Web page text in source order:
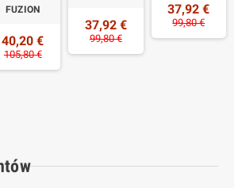
FUZION
40,20 €
105,80 €
37,92 €
99,80 €
37,92 €
99,80 €